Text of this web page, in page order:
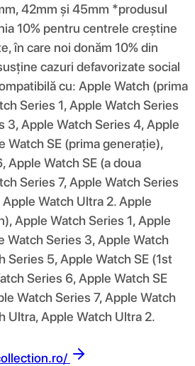
42mm și 45mm *produsul
10% pentru centrele creștine
în care noi donăm 10% din
cazuri defavorizate social
cu: Apple Watch (prima
Series 1, Apple Watch Series
3, Apple Watch Series 4, Apple
Watch SE (prima generație),
Apple Watch SE (a doua
Series 7, Apple Watch Series
Watch Ultra 2. Apple
Apple Watch Series 1, Apple
Watch Series 3, Apple Watch
Series 5, Apple Watch SE (1st
Series 6, Apple Watch SE
Watch Series 7, Apple Watch
Ultra, Apple Watch Ultra 2.